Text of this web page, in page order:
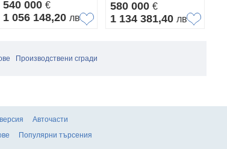
540 000 €
1 056 148,20 лв
580 000 €
1 134 381,40 лв
Производствени сгради
Авточасти
Популярни търсения